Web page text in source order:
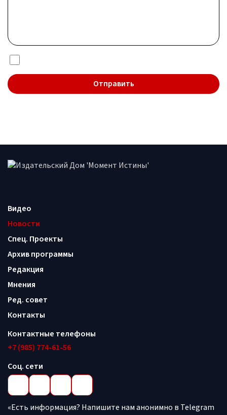
Видео
Новости
Спец. Проекты
Архив программы
Редакция
Мнения
Ред. совет
Контакты
Контактные телефоны
+7 (985) 774-61-56
Соц. сети
«Есть информация? Напишите нам анонимно в Telegram